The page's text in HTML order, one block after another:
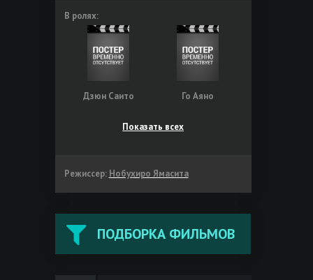
В ролях:
Дзюн Саито Го Аяно
Показать всех
Режиссер: Нобухиро Ямасита
ПОДБОРКА ФИЛЬМОВ